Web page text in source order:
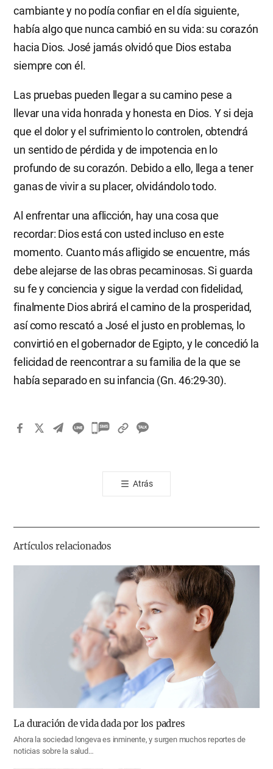
cambiante y no podía confiar en el día siguiente,
había algo que nunca cambió en su vida: su corazón
hacia Dios. José jamás olvidó que Dios estaba
siempre con él.
Las pruebas pueden llegar a su camino pese a
llevar una vida honrada y honesta en Dios. Y si deja
que el dolor y el sufrimiento lo controlen, obtendrá
un sentido de pérdida y de impotencia en lo
profundo de su corazón. Debido a ello, llega a tener
ganas de vivir a su placer, olvidándolo todo.
Al enfrentar una aflicción, hay una cosa que
recordar: Dios está con usted incluso en este
momento. Cuanto más afligido se encuentre, más
debe alejarse de las obras pecaminosas. Si guarda
su fe y conciencia y sigue la verdad con fidelidad,
finalmente Dios abrirá el camino de la prosperidad,
así como rescató a José el justo en problemas, lo
convirtió en el gobernador de Egipto, y le concedió la
felicidad de reencontrar a su familia de la que se
había separado en su infancia (Gn. 46:29-30).
카
톡
공
기
Atrás
Artículos relacionados
La duración de vida dada por los padres
Ahora la sociedad longeva es inminente, y surgen muchos reportes de
noticias sobre la salud…